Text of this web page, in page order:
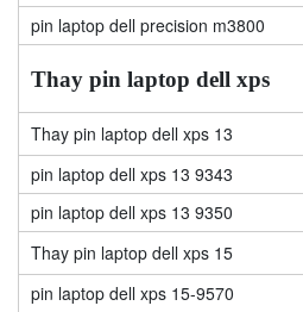
pin laptop dell precision m3800
Thay pin laptop dell xps
Thay pin laptop dell xps 13
pin laptop dell xps 13 9343
pin laptop dell xps 13 9350
Thay pin laptop dell xps 15
pin laptop dell xps 15-9570